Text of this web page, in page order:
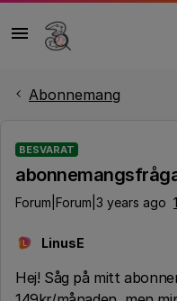
Abonnemang
BESVARAT
Forum|Forum|3 years ago
LinusE
Hej! Såg på mitt